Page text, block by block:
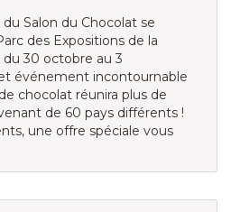
Salon du Chocolat se
des Expositions de la
du 30 octobre au 3
événement incontournable
chocolat réunira plus de
de 60 pays différents !
une offre spéciale vous